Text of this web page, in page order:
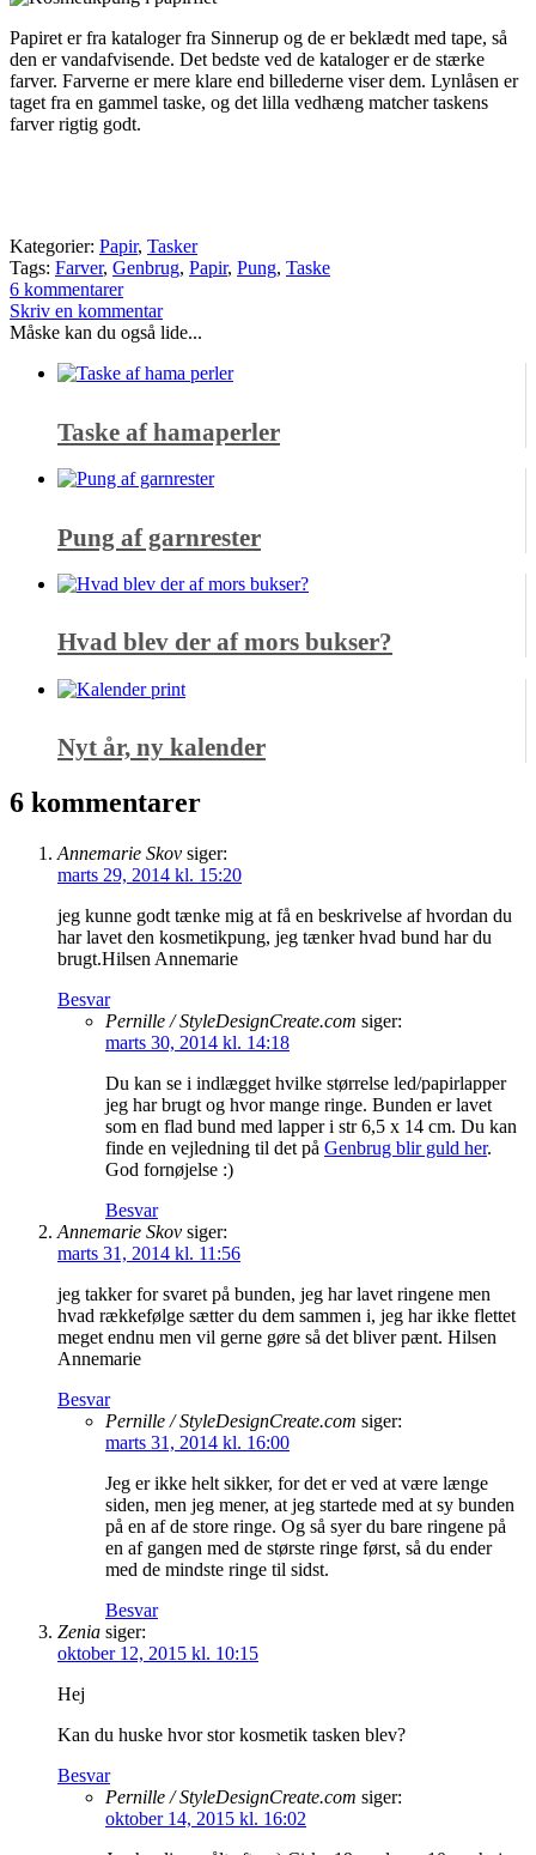
Papiret er fra kataloger fra Sinnerup og de er beklædt med tape, så
den er vandafvisende. Det bedste ved de kataloger er de stærke
farver. Farverne er mere klare end billederne viser dem. Lynlåsen er
taget fra en gammel taske, og det lilla vedhæng matcher taskens
farver rigtig godt.
Kategorier: Papir, Tasker
Tags: Farver, Genbrug, Papir, Pung, Taske
6 kommentarer
Skriv en kommentar
Måske kan du også lide...
Taske af hamaperler
Pung af garnrester
Hvad blev der af mors bukser?
Nyt år, ny kalender
6 kommentarer
Annemarie Skov siger:
marts 29, 2014 kl. 15:20
jeg kunne godt tænke mig at få en beskrivelse af hvordan du
har lavet den kosmetikpung, jeg tænker hvad bund har du
brugt.Hilsen Annemarie
Besvar
Pernille / StyleDesignCreate.com siger:
marts 30, 2014 kl. 14:18
Du kan se i indlægget hvilke størrelse led/papirlapper
jeg har brugt og hvor mange ringe. Bunden er lavet
som en flad bund med lapper i str 6,5 x 14 cm. Du kan
finde en vejledning til det på Genbrug blir guld her.
God fornøjelse :)
Besvar
Annemarie Skov siger:
marts 31, 2014 kl. 11:56
jeg takker for svaret på bunden, jeg har lavet ringene men
hvad rækkefølge sætter du dem sammen i, jeg har ikke flettet
meget endnu men vil gerne gøre så det bliver pænt. Hilsen
Annemarie
Besvar
Pernille / StyleDesignCreate.com siger:
marts 31, 2014 kl. 16:00
Jeg er ikke helt sikker, for det er ved at være længe
siden, men jeg mener, at jeg startede med at sy bunden
på en af de store ringe. Og så syer du bare ringene på
en af gangen med de største ringe først, så du ender
med de mindste ringe til sidst.
Besvar
Zenia siger:
oktober 12, 2015 kl. 10:15
Hej
Kan du huske hvor stor kosmetik tasken blev?
Besvar
Pernille / StyleDesignCreate.com siger:
oktober 14, 2015 kl. 16:02